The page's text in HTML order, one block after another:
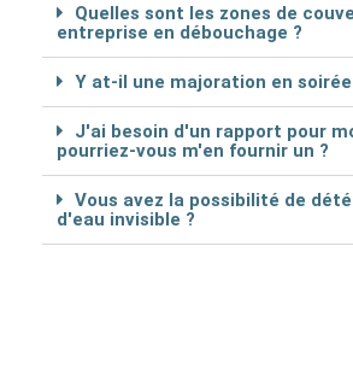
Quelles sont les zones de
entreprise en débouchage ?
Y at-il une majoration en soirée
J'ai besoin d'un rapport pour
pourriez-vous m'en fournir un ?
Vous avez la possibilité de
d'eau invisible ?